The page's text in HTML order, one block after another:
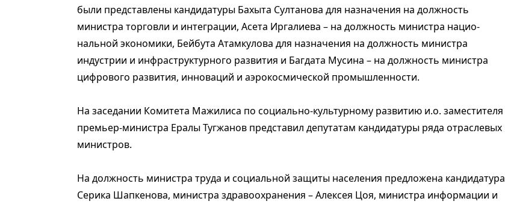
были представлены кандидатуры Бахыта Султанова для назначения на должность
министра торговли и интеграции, Асета Иргалиева – на должность министра нацио­
нальной экономики, Бейбута Атамкулова для назначения на должность министра
индустрии и инфраструктурного развития и Багдата Мусина – на должность министра
цифрового развития, инноваций и аэрокосмической промышленности.
На заседании Комитета Мажилиса по социаль­но-культурному развитию и.о. заместителя
премьер-министра Ералы Тугжанов представил депутатам кандидатуры ряда отраслевых
министров.
На должность министра труда и социальной защиты населения предложена кандидатура
Серика Шапкенова, министра здравоохранения – Алексея Цоя, министра информации и